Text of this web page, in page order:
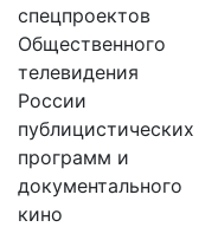
спецпроектов
Общественного
телевидения
России
публицистических
программ и
документального
кино